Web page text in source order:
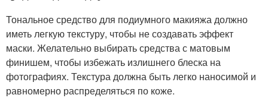
Тональное средство для подиумного макияжа должно
иметь легкую текстуру, чтобы не создавать эффект
маски. Желательно выбирать средства с матовым
финишем, чтобы избежать излишнего блеска на
фотографиях. Текстура должна быть легко наносимой и
равномерно распределяться по коже.